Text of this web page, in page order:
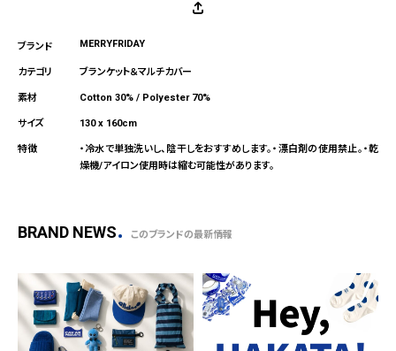
MERRYFRIDAY
ブランケット＆マルチカバー
Cotton 30% / Polyester 70%
130 x 160cm
・冷水で単独洗いし、陰干しをおすすめします。・漂白剤の使用禁止。・乾
燥機/アイロン使用時は縮む可能性があります。
BRAND NEWS このブランドの最新情報